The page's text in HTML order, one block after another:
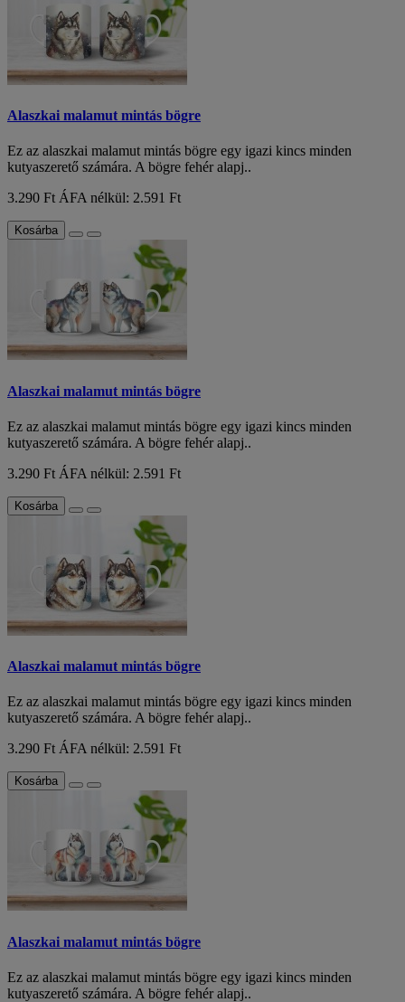
Alaszkai malamut mintás bögre
Ez az alaszkai malamut mintás bögre egy igazi kincs minden
kutyaszerető számára. A bögre fehér alapj..
3.290 Ft ÁFA nélkül: 2.591 Ft
Kosárba
Alaszkai malamut mintás bögre
Ez az alaszkai malamut mintás bögre egy igazi kincs minden
kutyaszerető számára. A bögre fehér alapj..
3.290 Ft ÁFA nélkül: 2.591 Ft
Kosárba
Alaszkai malamut mintás bögre
Ez az alaszkai malamut mintás bögre egy igazi kincs minden
kutyaszerető számára. A bögre fehér alapj..
3.290 FtÁFA nélkül: 2.591 Ft
Kosárba
Alaszkai malamut mintás bögre
Ez az alaszkai malamut mintás bögre egy igazi kincs minden
kutyaszerető számára. A bögre fehér alapj..